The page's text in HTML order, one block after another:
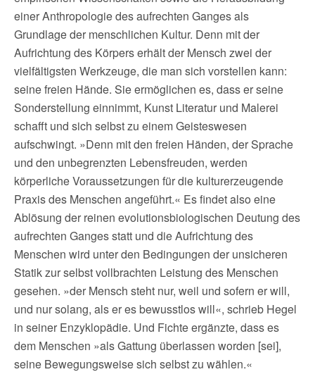
einer Anthropologie des aufrechten Ganges als
Grundlage der menschlichen Kultur. Denn mit der
Aufrichtung des Körpers erhält der Mensch zwei der
vielfältigsten Werkzeuge, die man sich vorstellen kann:
seine freien Hände. Sie ermöglichen es, dass er seine
Sonderstellung einnimmt, Kunst Literatur und Malerei
schafft und sich selbst zu einem Geisteswesen
aufschwingt. »Denn mit den freien Händen, der Sprache
und den unbegrenzten Lebensfreuden, werden
körperliche Voraussetzungen für die kulturerzeugende
Praxis des Menschen angeführt.« Es findet also eine
Ablösung der reinen evolutionsbiologischen Deutung des
aufrechten Ganges statt und die Aufrichtung des
Menschen wird unter den Bedingungen der unsicheren
Statik zur selbst vollbrachten Leistung des Menschen
gesehen. »der Mensch steht nur, weil und sofern er will,
und nur solang, als er es bewusstlos will«, schrieb Hegel
in seiner Enzyklopädie. Und Fichte ergänzte, dass es
dem Menschen »als Gattung überlassen worden [sei],
seine Bewegungsweise sich selbst zu wählen.«